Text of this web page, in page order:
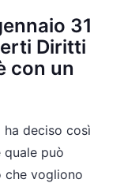
31
Diritti
con un
ha deciso così
può
che vogliono